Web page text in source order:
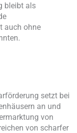
bleibt als
auch ohne
setzt bei
an und
von
von scharfer